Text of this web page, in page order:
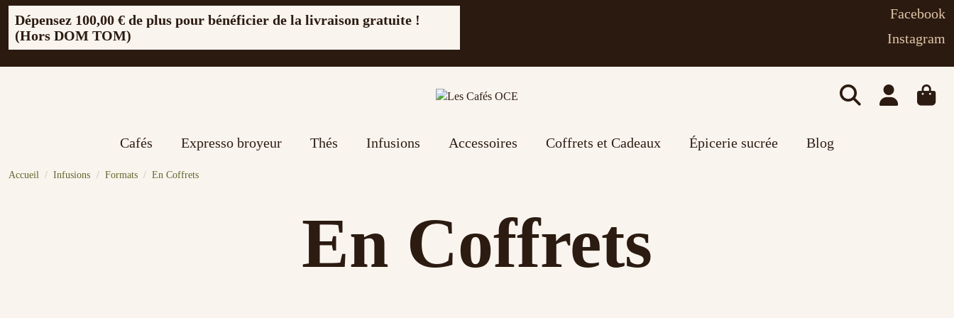
Dépensez 100,00 € de plus pour bénéficier de la livraison gratuite !
(Hors DOM TOM)
Facebook
Instagram
Cafés Expresso broyeur Thés Infusions Accessoires Coffrets et Cadeaux Épicerie sucrée Blog
Accueil Infusions Formats En Coffrets
En Coffrets